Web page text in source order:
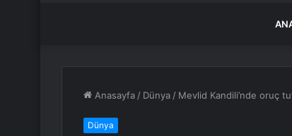
Anasayfa / Dünya / Mevlid Kandili’nde oruç
Dünya